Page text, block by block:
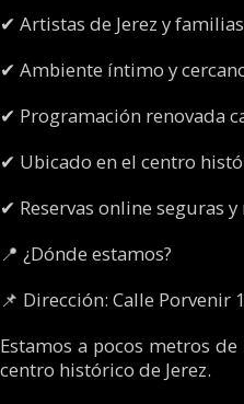
✔ Artistas de Jerez y
✔ Ambiente íntimo y
✔ Programación renovada
✔ Ubicado en el centro
✔ Reservas online seguras
📍 ¿Dónde estamos?
📌 Dirección: Calle Porvenir
Estamos a pocos metros
centro histórico de Jerez.